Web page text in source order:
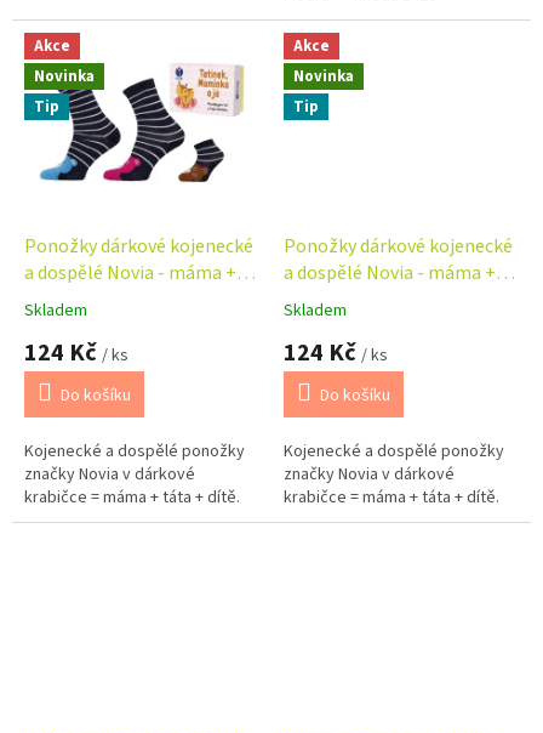
Akce
Novinka
Tip
Ponožky dárkové kojenecké
a dospělé Novia - máma +
táta + dítě
Průměrné
hodnocení
produktu
5,0
5
hvězdiček.
Skladem
124 Kč / ks
Do košíku
Kojenecké a dospělé ponožky
značky Novia v dárkové
krabičce = máma + táta + dítě.
Akce
Novinka
Tip
Ponožky dárkové kojenecké
a dospělé Novia - máma +
táta + dítě - včela
Průměrné
hodnocení
produktu
5,0
5
hvězdiček.
Skladem
124 Kč / ks
Do košíku
Kojenecké a dospělé ponožky
značky Novia v dárkové
krabičce = máma + táta + dítě.